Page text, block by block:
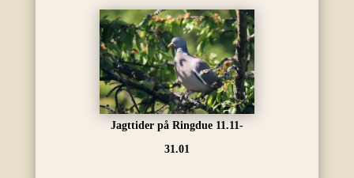
Jagttider på Ringdue 11.11-
31.01